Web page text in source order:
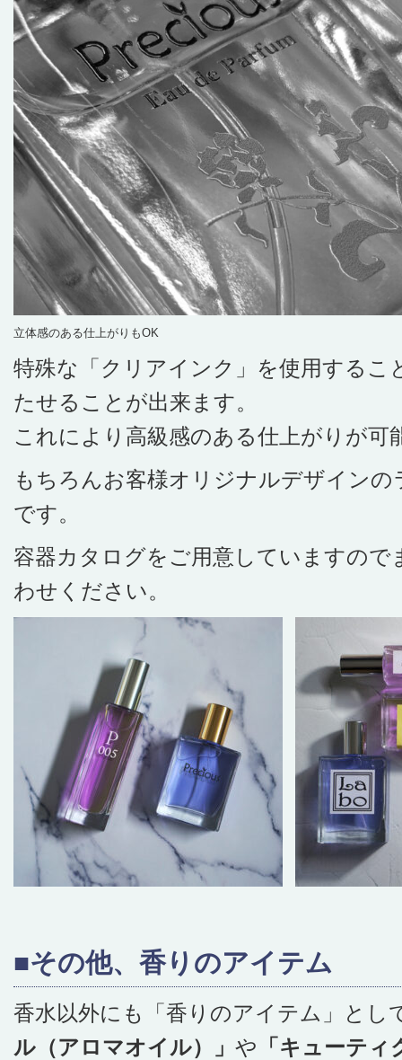
立体感のある仕上がりもOK
特殊な「クリアインク」を使用するこ
たせることが出来ます。
これにより高級感のある仕上がりが可
もちろんお客様オリジナルデザイン
です。
容器カタログをご用意していますので
わせください。
■その他、香りのアイテム
香水以外にも「香りのアイテム」とし
ル（アロマオイル）」 や 「キューテ